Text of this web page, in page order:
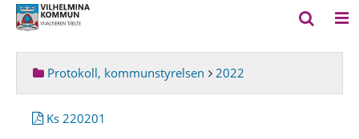
Protokoll, kommunstyrelsen 2022
Ks 220201